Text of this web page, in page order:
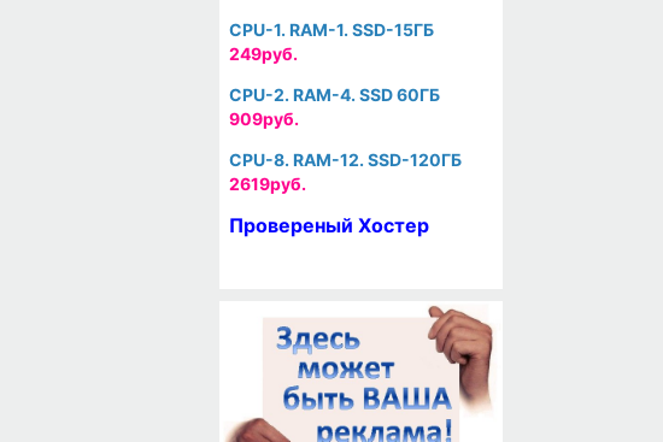
CPU-1. RAM-1. SSD-15ГБ
249руб.
CPU-2. RAM-4. SSD 60ГБ
909руб.
CPU-8. RAM-12. SSD-120ГБ
2619руб.
Провереный Хостер